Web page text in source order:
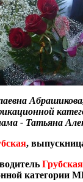
- Татьяна
,